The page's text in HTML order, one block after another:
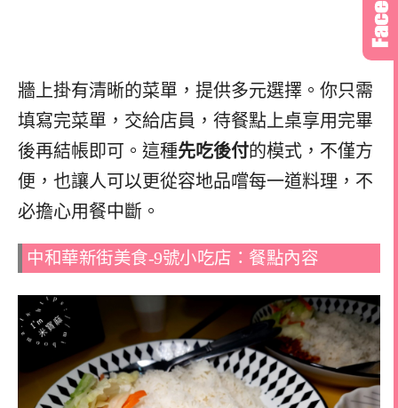
牆上掛有清晰的菜單，提供多元選擇。你只需
填寫完菜單，交給店員，待餐點上桌享用完畢
後再結帳即可。這種先吃後付的模式，不僅方
便，也讓人可以更從容地品嚐每一道料理，不
必擔心用餐中斷。
中和華新街美食-9號小吃店：餐點內容